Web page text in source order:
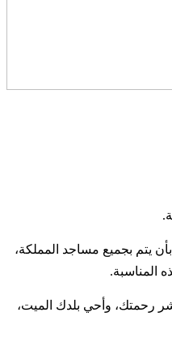
يتم بجميع مساجد المملكة،
رحمتك، وأحي بلدك الميت،